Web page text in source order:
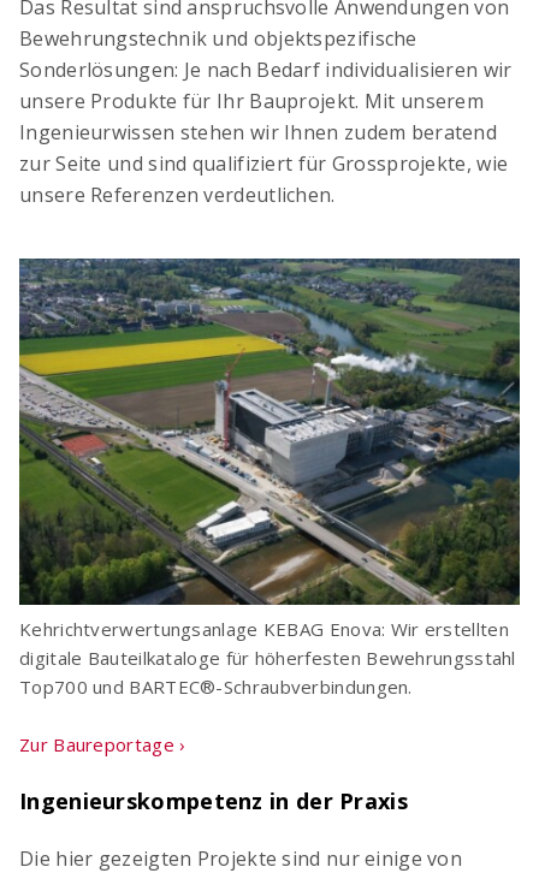
Das Resultat sind anspruchsvolle Anwendungen von
Bewehrungstechnik und objektspezifische
Sonderlösungen: Je nach Bedarf individualisieren wir
unsere Produkte für Ihr Bauprojekt. Mit unserem
Ingenieurwissen stehen wir Ihnen zudem beratend
zur Seite und sind qualifiziert für Grossprojekte, wie
unsere Referenzen verdeutlichen.
Kehrichtverwertungsanlage KEBAG Enova: Wir erstellten
digitale Bauteilkataloge für höherfesten Bewehrungsstahl
Top700 und BARTEC®-Schraubverbindungen.
Zur Baureportage ›
Ingenieurskompetenz in der Praxis
Die hier gezeigten Projekte sind nur einige von